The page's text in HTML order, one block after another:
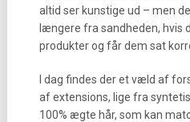
altid ser kunstige ud – men
længere fra sandheden, hvis
produkter og får dem sat
I dag findes der et væld af
af extensions, lige fra
100% ægte hår, som kan